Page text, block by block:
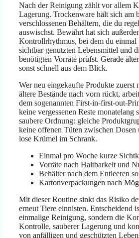
Nach der Reinigung zählt vor allem
Lagerung. Trockenware hält sich am
verschlossenen Behältern, die du
auswischst. Bewährt hat sich
Kontrollrhythmus, bei dem du einmal
sichtbar genutzten Lebensmittel und
benötigten Vorräte prüfst. Gerade
sonst schnell aus dem Blick.
Wer neu eingekaufte Produkte zuerst
ältere Bestände nach vorn rückt,
dem sogenannten First-in-first-out-
keine vergessenen Reste monatelang
saubere Ordnung: gleiche
keine offenen Tüten zwischen
lose Krümel im Schrank.
Einmal pro Woche kurze
Vorräte nach Haltbarkeit und
Behälter nach dem Entleeren
Kartonverpackungen nach
Mit dieser Routine sinkt das Risiko
erneut Tiere einnisten. Entscheidend
einmalige Reinigung, sondern die
Kontrolle, sauberer Lagerung und
von anfälligen und geschützten